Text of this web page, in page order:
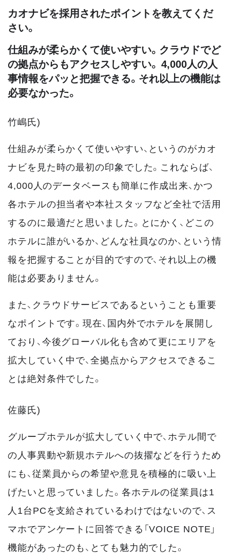
カオナビを採用されたポイントを教えてくだ
さい。
仕組みが柔らかくて使いやすい。クラウドでど
の拠点からもアクセスしやすい。 4,000人の人
事情報をパッと把握できる。それ以上の機能は
必要なかった。
竹嶋氏)
仕組みが柔らかくて使いやすい、というのがカオ
ナビを見た時の最初の印象でした。これならば、
4,000人のデータベースも簡単に作成出来、かつ
各ホテルの担当者や本社スタッフなど全社で活用
するのに最適だと思いました。とにかく、どこの
ホテルに誰がいるか、どんな社員なのか、という情
報を把握することが目的ですので、それ以上の機
能は必要ありません。
また、クラウドサービスであるということも重要
なポイントです。現在、国内外でホテルを展開し
ており、今後グローバル化も含めて更にエリアを
拡大していく中で、全拠点からアクセスできるこ
とは絶対条件でした。
佐藤氏)
グループホテルが拡大していく中で、ホテル間で
の人事異動や新規ホテルへの抜擢などを行うため
にも、従業員からの希望や意見を積極的に吸い上
げたいと思っていました。各ホテルの従業員は1
人1台PCを支給されているわけではないので、ス
マホでアンケートに回答できる「VOICE NOTE」
機能があったのも、とても魅力的でした。